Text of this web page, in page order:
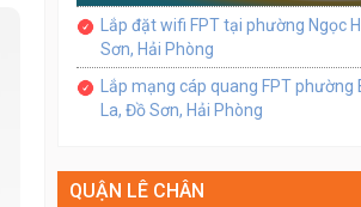
Lắp đặt wifi FPT tại phường Ngọc
Sơn, Hải Phòng
Lắp mạng cáp quang FPT phường
La, Đồ Sơn, Hải Phòng
QUẬN LÊ CHÂN